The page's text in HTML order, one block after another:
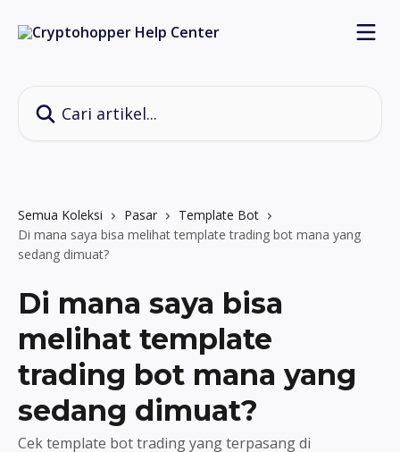
Semua Koleksi Pasar
Template Bot
Di mana saya bisa melihat template trading bot mana yang
sedang dimuat?
Di mana saya bisa
melihat template
trading bot mana yang
sedang dimuat?
Cek template bot trading yang terpasang di